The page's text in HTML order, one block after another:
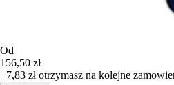
Od
156,50 zł
+7,83 złotrzymasz na kolejne